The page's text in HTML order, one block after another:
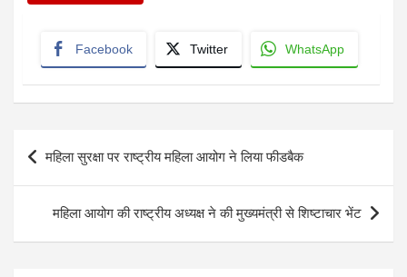
Facebook Twitter WhatsApp
Post
navigation
महिला सुरक्षा पर राष्ट्रीय महिला आयोग ने लिया फीडबैक
महिला आयोग की राष्ट्रीय अध्यक्ष ने की मुख्यमंत्री से शिष्टाचार भेंट